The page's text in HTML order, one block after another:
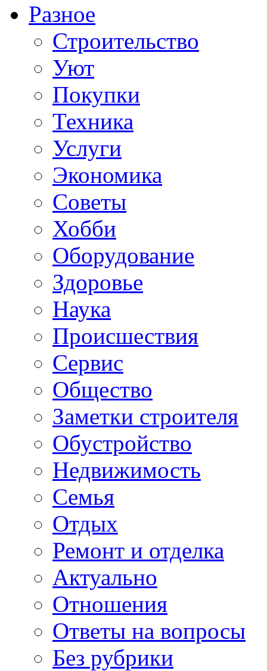
Разное
Строительство
Уют
Покупки
Техника
Услуги
Экономика
Советы
Хобби
Oборудование
Здоровье
Наука
Происшествия
Сервис
Общество
Заметки строителя
Обустройство
Недвижимость
Семья
Отдых
Ремонт и отделка
Актуально
Отношения
Ответы на вопросы
Без рубрики